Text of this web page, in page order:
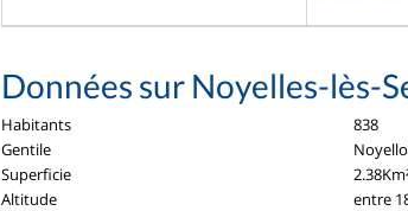
Données sur Noyelles-lès-
Habitants
838
Gentile
Superficie
Altitude
entre